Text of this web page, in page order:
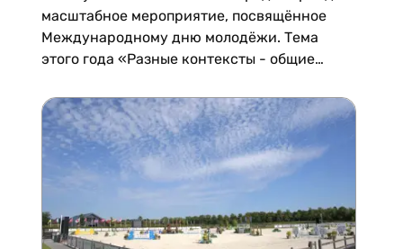
масштабное мероприятие, посвящённое
Международному дню молодёжи. Тема
этого года «Разные контексты - общие
людей из разных сфер для диалога,
творчества и обмена идеями.Посетителей
ждет насыщенная программа:...